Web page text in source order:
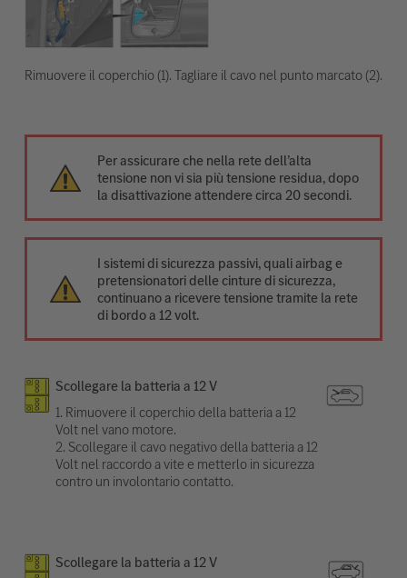
Rimuovere il coperchio (1). Tagliare il cavo nel punto marcato (2).
Per assicurare che nella rete dell’alta
tensione non vi sia più tensione residua, dopo
la disattivazione attendere circa 20 secondi.
I sistemi di sicurezza passivi, quali airbag e
pretensionatori delle cinture di sicurezza,
continuano a ricevere tensione tramite la rete
di bordo a 12 volt.
Scollegare la batteria a 12 V
1. Rimuovere il coperchio della batteria a 12
Volt nel vano motore.
2. Scollegare il cavo negativo della batteria a 12
Volt nel raccordo a vite e metterlo in sicurezza
contro un involontario contatto.
Scollegare la batteria a 12 V